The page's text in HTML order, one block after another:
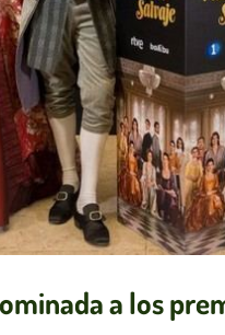
a los